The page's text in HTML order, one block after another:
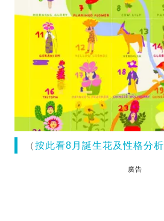
（按此看8月誕生花及性格分析
廣告